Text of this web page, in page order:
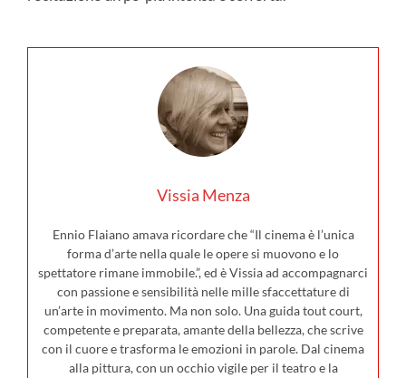
Vissia Menza
Ennio Flaiano amava ricordare che “Il cinema è l’unica
forma d’arte nella quale le opere si muovono e lo
spettatore rimane immobile.”, ed è Vissia ad accompagnarci
con passione e sensibilità nelle mille sfaccettature di
un’arte in movimento. Ma non solo. Una guida tout court,
competente e preparata, amante della bellezza, che scrive
con il cuore e trasforma le emozioni in parole. Dal cinema
alla pittura, con un occhio vigile per il teatro e la